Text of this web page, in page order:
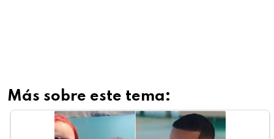
Más sobre este tema: